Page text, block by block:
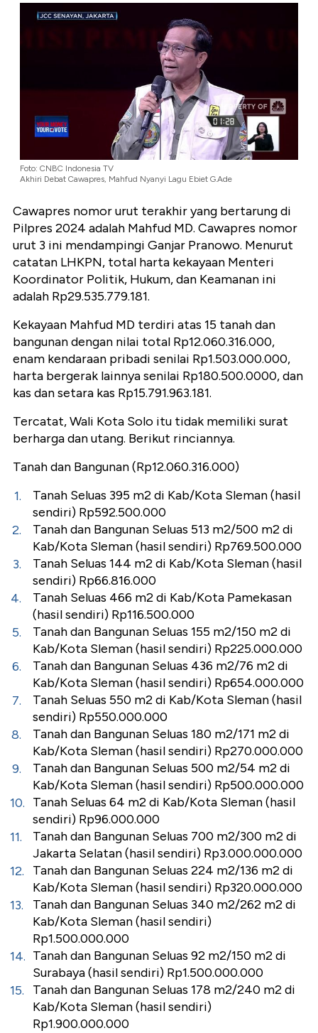
Foto: CNBC Indonesia TV
Akhiri Debat Cawapres, Mahfud Nyanyi Lagu Ebiet G.Ade
Cawapres nomor urut terakhir yang bertarung di
Pilpres 2024 adalah Mahfud MD. Cawapres nomor
urut 3 ini mendampingi Ganjar Pranowo. Menurut
catatan LHKPN, total harta kekayaan Menteri
Koordinator Politik, Hukum, dan Keamanan ini
adalah Rp29.535.779.181.
Kekayaan Mahfud MD terdiri atas 15 tanah dan
bangunan dengan nilai total Rp12.060.316.000,
enam kendaraan pribadi senilai Rp1.503.000.000,
harta bergerak lainnya senilai Rp180.500.0000, dan
kas dan setara kas Rp15.791.963.181.
Tercatat, Wali Kota Solo itu tidak memiliki surat
berharga dan utang. Berikut rinciannya.
Tanah dan Bangunan (Rp12.060.316.000)
Tanah Seluas 395 m2 di Kab/Kota Sleman (hasil
sendiri) Rp592.500.000
Tanah dan Bangunan Seluas 513 m2/500 m2 di
Kab/Kota Sleman (hasil sendiri) Rp769.500.000
Tanah Seluas 144 m2 di Kab/Kota Sleman (hasil
sendiri) Rp66.816.000
Tanah Seluas 466 m2 di Kab/Kota Pamekasan
(hasil sendiri) Rp116.500.000
Tanah dan Bangunan Seluas 155 m2/150 m2 di
Kab/Kota Sleman (hasil sendiri) Rp225.000.000
Tanah dan Bangunan Seluas 436 m2/76 m2 di
Kab/Kota Sleman (hasil sendiri) Rp654.000.000
Tanah Seluas 550 m2 di Kab/Kota Sleman (hasil
sendiri) Rp550.000.000
Tanah dan Bangunan Seluas 180 m2/171 m2 di
Kab/Kota Sleman (hasil sendiri) Rp270.000.000
Tanah dan Bangunan Seluas 500 m2/54 m2 di
Kab/Kota Sleman (hasil sendiri) Rp500.000.000
Tanah Seluas 64 m2 di Kab/Kota Sleman (hasil
sendiri) Rp96.000.000
Tanah dan Bangunan Seluas 700 m2/300 m2 di
Jakarta Selatan (hasil sendiri) Rp3.000.000.000
Tanah dan Bangunan Seluas 224 m2/136 m2 di
Kab/Kota Sleman (hasil sendiri) Rp320.000.000
Tanah dan Bangunan Seluas 340 m2/262 m2 di
Kab/Kota Sleman (hasil sendiri)
Rp1.500.000.000
Tanah dan Bangunan Seluas 92 m2/150 m2 di
Surabaya (hasil sendiri) Rp1.500.000.000
Tanah dan Bangunan Seluas 178 m2/240 m2 di
Kab/Kota Sleman (hasil sendiri)
Rp1.900.000.000